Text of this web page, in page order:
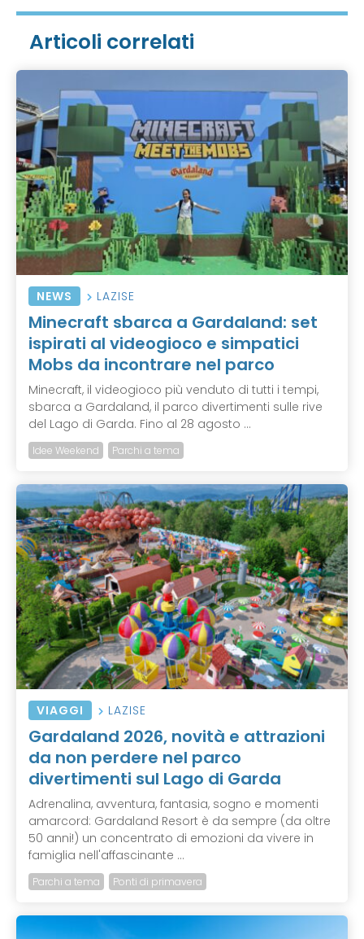
Articoli correlati
NEWS LAZISE
Minecraft sbarca a Gardaland: set
ispirati al videogioco e simpatici
Mobs da incontrare nel parco
Minecraft, il videogioco più venduto di tutti i tempi,
sbarca a Gardaland, il parco divertimenti sulle rive
del Lago di Garda. Fino al 28 agosto ...
Idee Weekend Parchi a tema
VIAGGI LAZISE
Gardaland 2026, novità e attrazioni
da non perdere nel parco
divertimenti sul Lago di Garda
Adrenalina, avventura, fantasia, sogno e momenti
amarcord: Gardaland Resort è da sempre (da oltre
50 anni!) un concentrato di emozioni da vivere in
famiglia nell'affascinante ...
Parchi a tema Ponti di primavera